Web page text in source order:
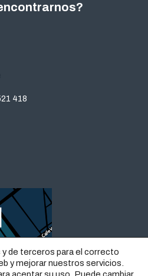
418
de terceros para el correcto
y mejorar nuestros servicios.